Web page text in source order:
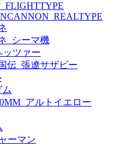
_シーマ機
ッツァー
伝_張遼サザビー
アルトイエロー
ーマン